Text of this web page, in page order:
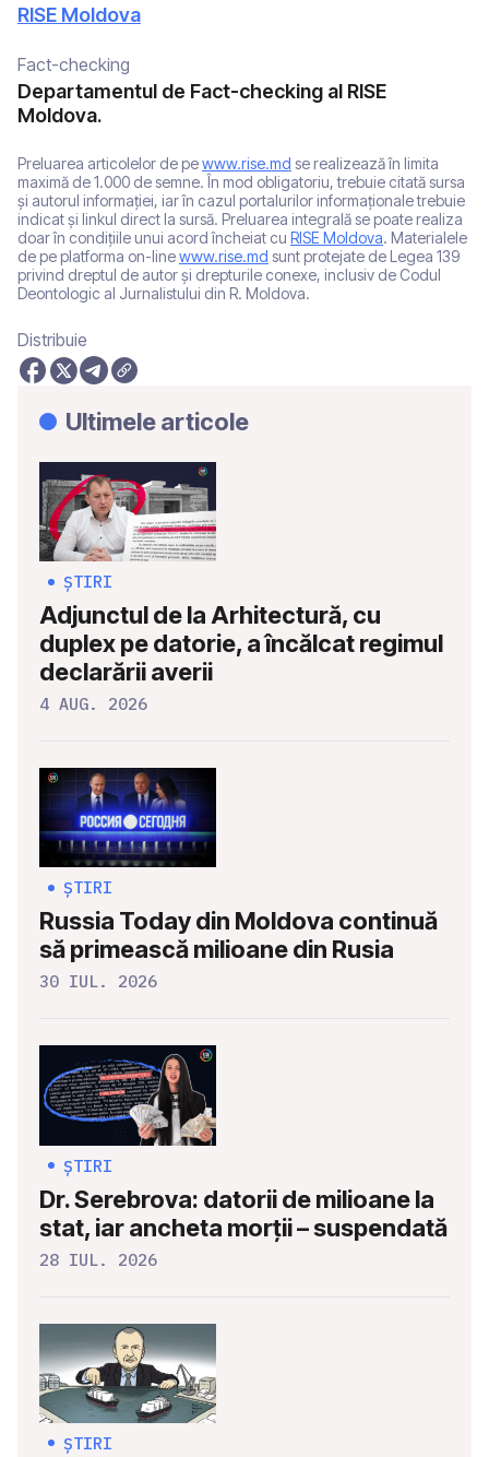
RISE Moldova
Fact-checking
Departamentul de Fact-checking al RISE
Moldova.
Preluarea articolelor de pewww.rise.md se realizează în limita
maximă de 1.000 de semne. În mod obligatoriu, trebuie citată sursa
și autorul informației, iar în cazul portalurilor informaționale trebuie
indicat și linkul direct la sursă. Preluarea integrală se poate realiza
doar în condițiile unui acord încheiat cu RISE Moldova. Materialele
de pe platforma on-linewww.rise.md sunt protejate de Legea 139
privind dreptul de autor și drepturile conexe, inclusiv de Codul
Deontologic al Jurnalistului din R. Moldova.
Distribuie
Ultimele articole
ȘTIRI
Adjunctul de la Arhitectură, cu
duplex pe datorie, a încălcat regimul
declarării averii
4 AUG. 2026
ȘTIRI
Russia Today din Moldova continuă
să primească milioane din Rusia
30 IUL. 2026
ȘTIRI
Dr. Serebrova: datorii de milioane la
stat, iar ancheta morții – suspendată
28 IUL. 2026
ȘTIRI